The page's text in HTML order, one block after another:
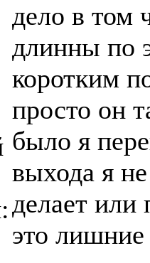
дело в том
длинны по
коротким
просто он
было я
выхода я
делает или
это лишние